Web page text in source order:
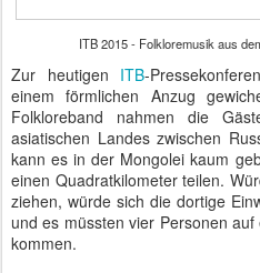
ITB 2015 - Folkloremusik aus
Zur heutigen ITB-
einem förmlichen Anzug
Folkloreband nahmen die
asiatischen Landes zwischen
kann es in der Mongolei kaum
einen Quadratkilometer teilen.
ziehen, würde sich die dortige
und es müssten vier Personen
kommen.